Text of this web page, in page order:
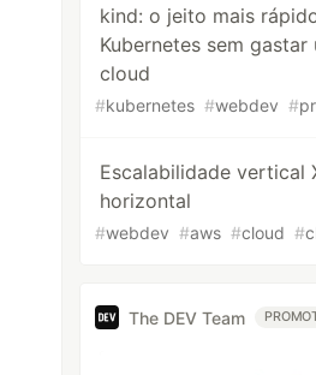
kind: o jeito mais
Kubernetes sem
cloud
#kubernetes #webdev #
Escalabilidade vertical
horizontal
#webdev #aws #cloud #
The DEV Team